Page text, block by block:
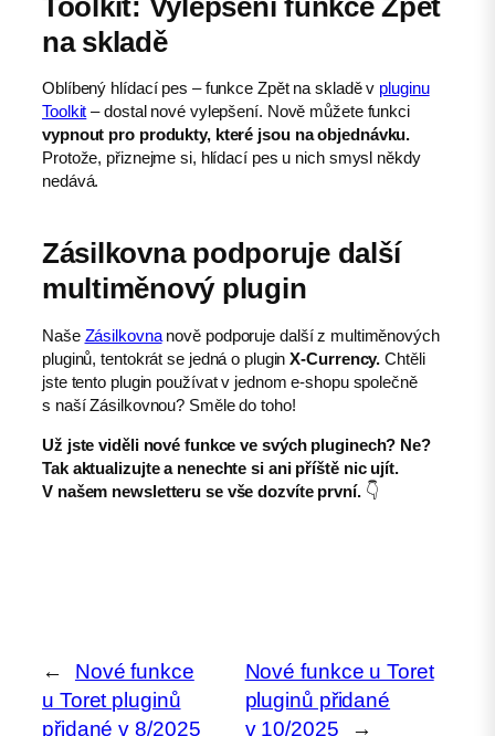
na skladě
Oblíbený hlídací pes – funkce Zpět na skladě v pluginu
Toolkit – dostal nové vylepšení. Nově můžete funkci
vypnout pro produkty, které jsou na objednávku.
Protože, přiznejme si, hlídací pes u nich smysl někdy
nedává.
Zásilkovna podporuje další
multiměnový plugin
Naše Zásilkovnanově podporuje další z multiměnových
pluginů, tentokrát se jedná o plugin X-Currency. Chtěli
jste tento plugin používat v jednom e-shopu společně
s naší Zásilkovnou? Směle do toho!
Už jste viděli nové funkce ve svých pluginech? Ne?
Tak aktualizujte a nenechte si ani příště nic ujít.
V našem newsletteru se vše dozvíte první.👇
←
Nové funkce
u Toret pluginů
přidané v 8/2025
Nové funkce u Toret
pluginů přidané
v 10/2025
→